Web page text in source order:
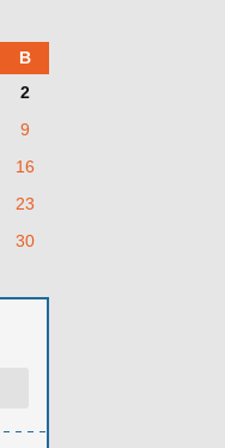
B
2
9
16
23
30